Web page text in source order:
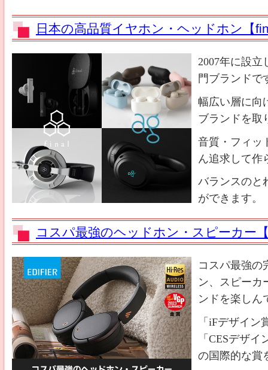
日本の高品質イヤホン・ヘッドホン【
2007年に設
門ブランドで
幅広い層に向
ブランドを取
音質・フィッ
ん追求して作
バランスのと
ができます。
コスパ最強のヘッドホン・スピーカー
コスパ最強の
ン、スピーカ
ンドを楽しん
「iFデザイ
「CESデザ
の国際的な賞